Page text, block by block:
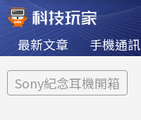
最新文章 手機通訊
Sony紀念耳機開箱